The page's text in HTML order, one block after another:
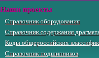
Наши проекты
Справочник оборудования
Справочник содержания
Коды общероссийских
Справочник подшипников